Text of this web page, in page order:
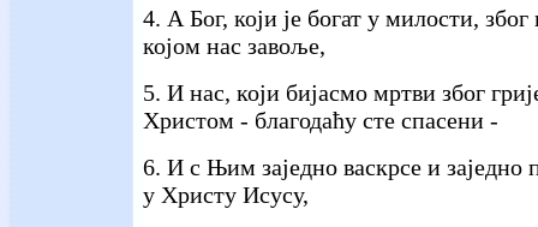
4. А Бог, који је богат у милости,
којом нас завоље,
5. И нас, који бијасмо мртви због
Христом - благодаћу сте спасени -
6. И с Њим заједно васкрсе и заједно
у Христу Исусу,